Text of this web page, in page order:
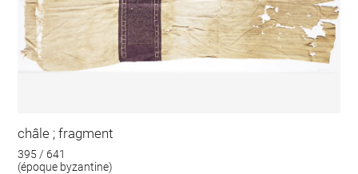
châle ; fragment
395 / 641
(époque byzantine)